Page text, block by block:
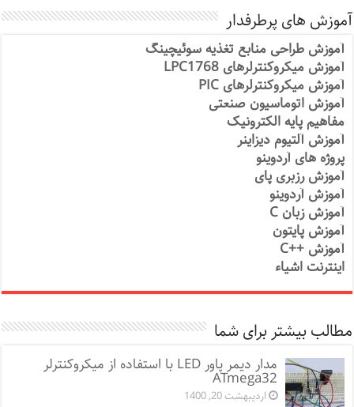
آموزش های پرطرفدار
آموزش طراحی منابع تغذیه سوئیچینگ
آموزش میکروکنترلرهای LPC1768
آموزش میکروکنترلرهای PIC
آموزش اتوماسیون صنعتی
مفاهیم پایه الکترونیک
آموزش آلتیوم دیزاینر
پروژه های آردوینو
آموزش رزبری پای
آموزش آردوینو
آموزش زبان C
آموزش پایتون
آموزش ++C
اینترنت اشیاء
مطالب بیشتر برای شما
مدار دیمر پاور LED با استفاده از میکروکنترلر
ATmega32
اردیبهشت 20, 1400